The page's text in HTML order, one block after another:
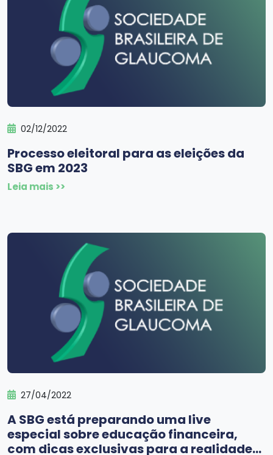
02/12/2022
Processo eleitoral para as eleições da
SBG em 2023
Leia mais >>
27/04/2022
A SBG está preparando uma live
especial sobre educação financeira,
com dicas exclusivas para a realidade